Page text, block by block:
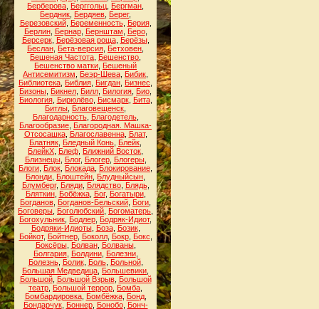
Берберова Берггольц Бергман
Бердник Бердяев Берег,
Березовский, Беременность, Берия,
Берлин, Бернар, Бернштам Беро,
Берсерк, Берёзовая роща, Берёзы,
Беслан Бета-версия Бетховен
Бешеная Частота Бешенство
Бешенство матки Бешеный
Антисемитизм
Беэр-Шева Бибик
Библиотека Библия Бигдан Бизнес
Бизоны Бикнел Билл Билогия Био
Биология, Бирюлёво, Бисмарк, Бита,
Битлы Благовещенск
Благодарность, Благодетель,
Благообразие Благородная. Машка-
Отсосашка, Благославенна, Блат,
Блатняк Бледный Конь Блейк
БлейкХ Блеф Ближний Восток
Близнецы, Блог, Блогер, Блогеры,
Блоги Блок Блокада Блокирование
Блонди Блоштейн Блудныйсын
Блумберг, Бляди, Блядство, Блядь,
Бляткин, Бобёжка, Бог, Богатыри,
Богданов Богданов-Бельский Боги
Боговеры Боголюбский Богоматерь
Богохульник Бодлер Бодряк-Идиот,
Бодряки-Идиоты, Боза, Бозик,
Бойкот, Бойтнер, Боколл, Бокр, Бокс
Боксёры, Болван, Болваны,
Болгария, Болдини, Болезни,
Болезнь, Болик, Боль, Больной,
Большая Медведица Большевики
Большой, Большой Взрыв, Большой
театр Большой террор Бомба
Бомбардировка, Бомбёжка, Бонд,
Бондарчук, Боннер, Бонобо, Бонч-